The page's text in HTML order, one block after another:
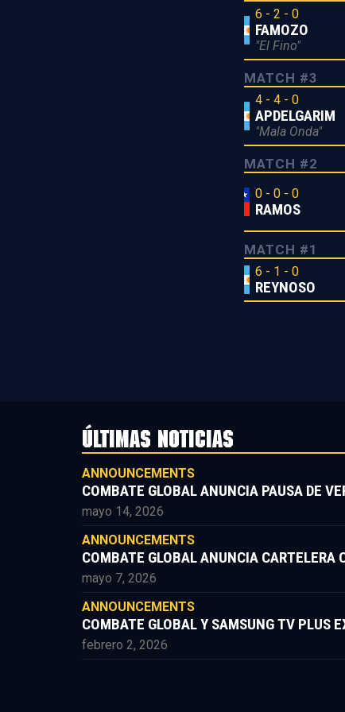
6 - 2 - 0
FAMOZO
"El Fino"
MATCH #3
4 - 4 - 0
APDELGARIM
"Mala Onda"
MATCH #2
0 - 0 - 0
RAMOS
MATCH #1
6 - 1 - 0
REYNOSO
ÚLTIMAS NOTICIAS
ANNOUNCEMENTS
COMBATE GLOBAL ANUNCIA PAUSA DE
mayo 14, 2026
ANNOUNCEMENTS
COMBATE GLOBAL ANUNCIA CARTELERA
mayo 7, 2026
ANNOUNCEMENTS
COMBATE GLOBAL Y SAMSUNG TV PLUS
febrero 2, 2026